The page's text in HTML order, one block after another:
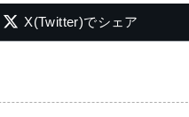
X(Twitter)でシェア